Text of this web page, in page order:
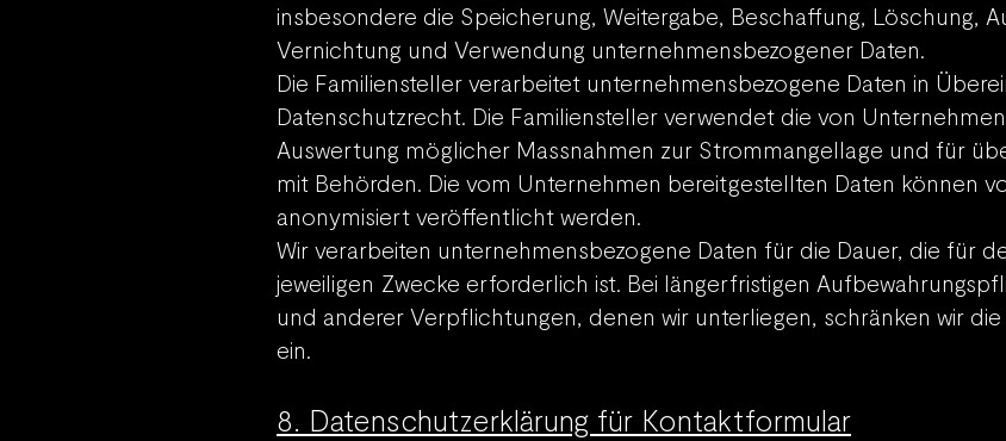
insbesondere die Speicherung, Weitergabe, Beschaffung, Löschung,
Vernichtung und Verwendung unternehmensbezogener Daten.
Die Familiensteller verarbeitet unternehmensbezogene Daten in
Datenschutzrecht. Die Familiensteller verwendet die von
Auswertung möglicher Massnahmen zur Strommangellage und für
mit Behörden. Die vom Unternehmen bereitgestellten Daten können
anonymisiert veröffentlicht werden.
Wir verarbeiten unternehmensbezogene Daten für die Dauer, die für
jeweiligen Zwecke erforderlich ist. Bei längerfristigen
und anderer Verpflichtungen, denen wir unterliegen, schränken wir
ein.
8. Datenschutzerklärung für Kontaktformular